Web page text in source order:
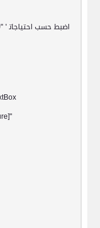
'اضبط حسب احتياجات